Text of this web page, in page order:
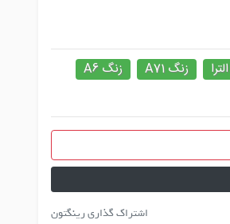
زنگ A71
زنگ A6
اشتراک گذاری رینگتون